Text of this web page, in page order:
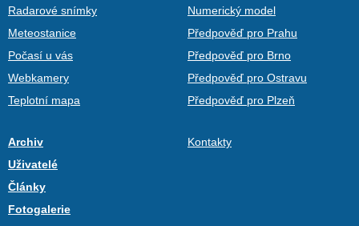
Radarové snímky
Meteostanice
Počasí u vás
Webkamery
Teplotní mapa
Numerický model
Předpověď pro Prahu
Předpověď pro Brno
Předpověď pro Ostravu
Předpověď pro Plzeň
Archiv
Uživatelé
Články
Fotogalerie
Kontakty